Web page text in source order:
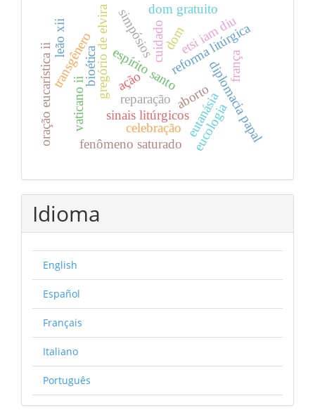
gregório de elviraespírito santo
dom
ação
bioética
eutanásia
transgênero
aborto
cuidadoreforma litúrgica
vaticano ii sinais litúrgicos
oração eucarística ii eucologia
leão xii
diplomacia papal
etsi iam diu
dom gratuito
fenômeno saturado
simpósios
celebração
frança
reparação
Idioma
English
Español
Français
Italiano
Português